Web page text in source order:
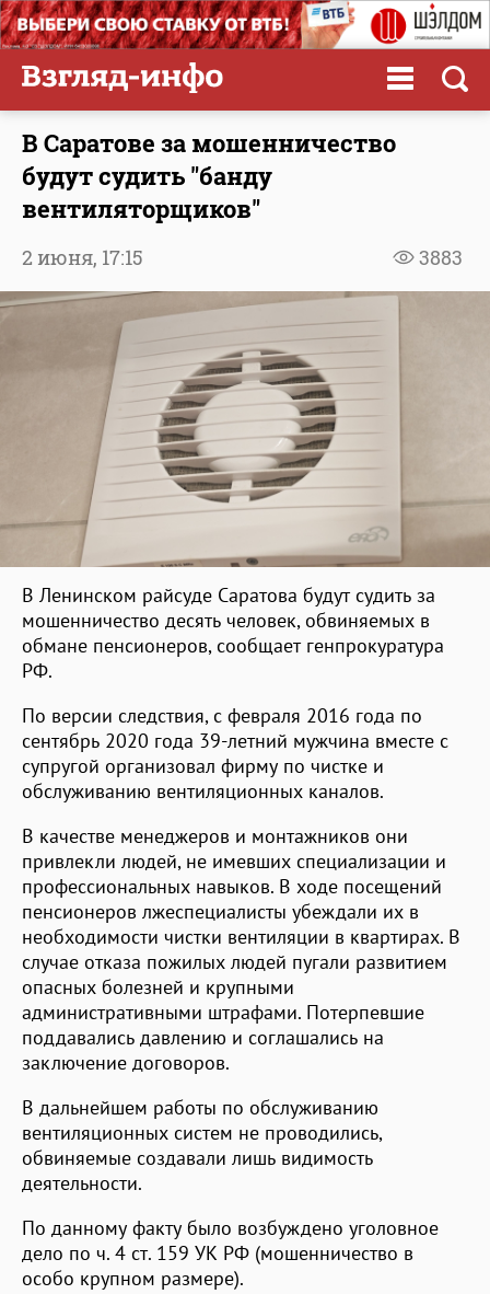
В Саратове за мошенничество
будут судить "банду
вентиляторщиков"
3883
2 июня, 17:15
В Ленинском райсуде Саратова будут судить за
мошенничество десять человек, обвиняемых в
обмане пенсионеров, сообщает генпрокуратура
РФ.
По версии следствия, с февраля 2016 года по
сентябрь 2020 года 39-летний мужчина вместе с
супругой организовал фирму по чистке и
обслуживанию вентиляционных каналов.
В качестве менеджеров и монтажников они
привлекли людей, не имевших специализации и
профессиональных навыков. В ходе посещений
пенсионеров лжеспециалисты убеждали их в
необходимости чистки вентиляции в квартирах. В
случае отказа пожилых людей пугали развитием
опасных болезней и крупными
административными штрафами. Потерпевшие
поддавались давлению и соглашались на
заключение договоров.
В дальнейшем работы по обслуживанию
вентиляционных систем не проводились,
обвиняемые создавали лишь видимость
деятельности.
По данному факту было возбуждено уголовное
дело по ч. 4 ст. 159 УК РФ (мошенничество в
особо крупном размере).